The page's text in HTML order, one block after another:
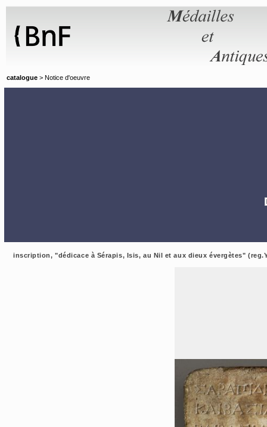
catalogue > Notice d'oeuvre
inscription, "dédicace à Sérapis, Isis, au Nil et aux dieux évergètes"